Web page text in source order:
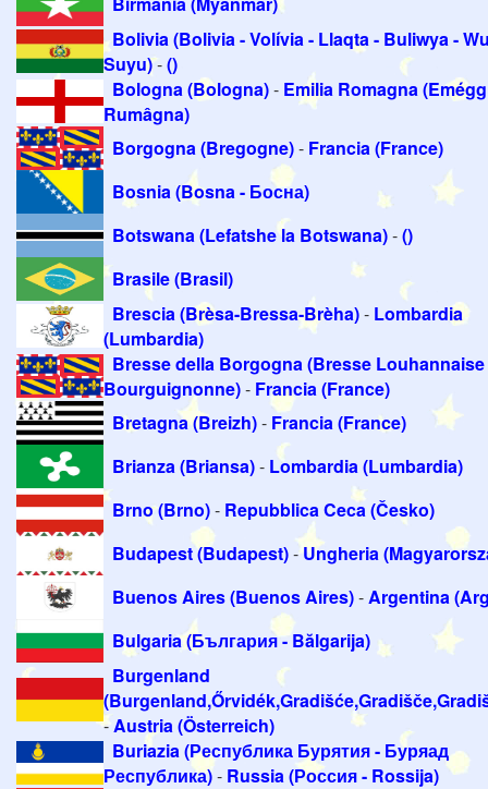
Bolivia (Bolivia - Volívia - Llaqta - Buliwya -
Suyu)-()
Bologna (Bologna)- Emilia Romagna
Rumâgna)
Borgogna (Bregogne)- Francia (France)
Bosnia (Bosna - Босна)
Botswana (Lefatshe la Botswana)-()
Brasile (Brasil)
Brescia (Brèsa-Bressa-Brèha)- Lombardia
(Lumbardia)
Bresse della Borgogna (Bresse Louhannaise
Bourguignonne)- Francia (France)
Bretagna (Breizh)- Francia (France)
Brianza (Briansa)- Lombardia (Lumbardia)
Brno (Brno)- Repubblica Ceca (Česko)
Budapest (Budapest)-Ungheria
Buenos Aires (Buenos Aires)-Argentina
Bulgaria (България - Bălgarija)
Burgenland
-Austria (Österreich)
Buriazia (Республика Бурятия - Буряад
Республика)- Russia (Россия - Rossija)